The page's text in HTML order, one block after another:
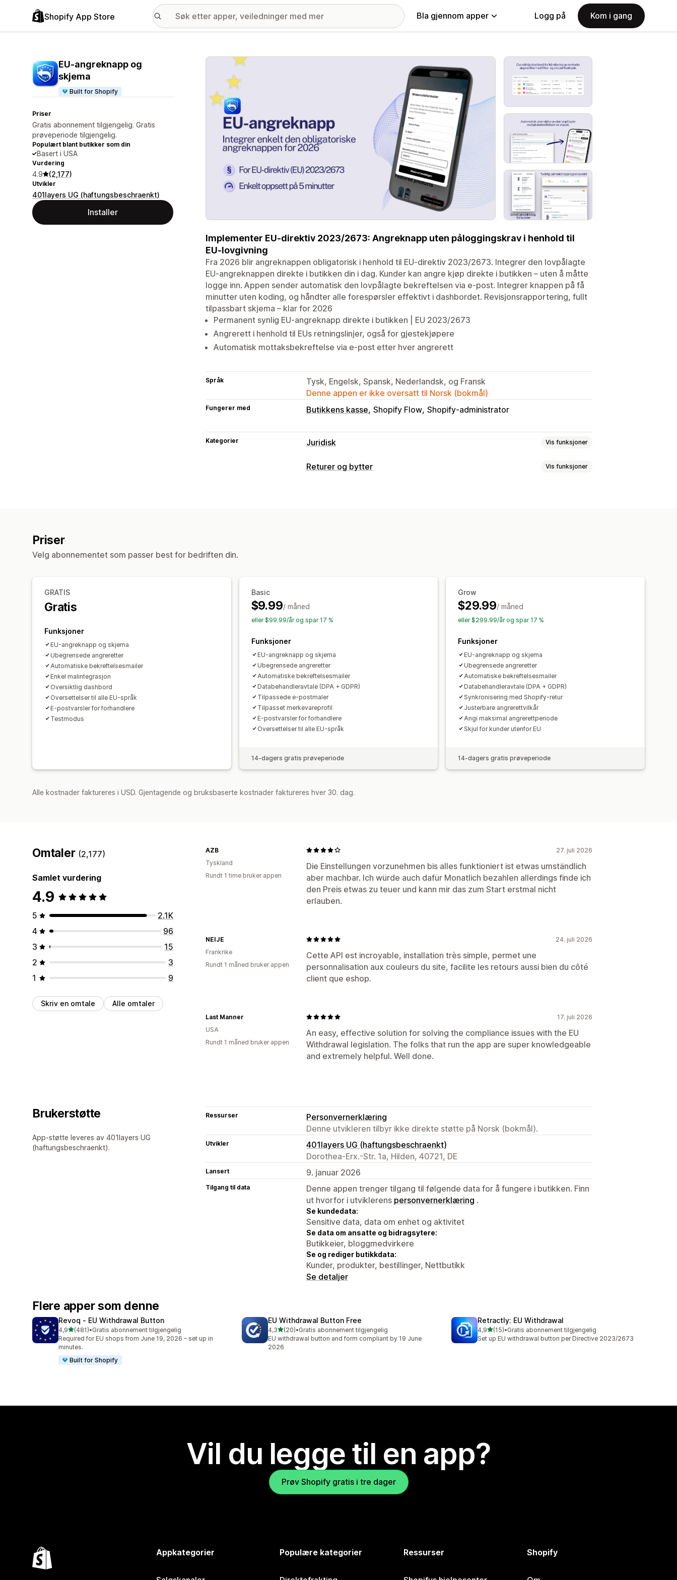
Shopify App Store Bla gjennom apper Logg på Kom i gang
EU‑angreknapp og
skjema
Built for Shopify
Priser
Gratis abonnement tilgjengelig. Gratis
prøveperiode tilgjengelig.
Populært blant butikker som din
Basert i USA
Vurdering
4.9 (2,177)
Utvikler
401layers UG (haftungsbeschraenkt)
Installer
Galleri med fremhevede bilder
Implementer EU-direktiv 2023/2673: Angreknapp uten påloggingskrav i henhold til
EU-lovgivning
Fra 2026 blir angreknappen obligatorisk i henhold til EU-direktiv 2023/2673. Integrer den lovpålagte
EU-angreknappen direkte i butikken din i dag. Kunder kan angre kjøp direkte i butikken – uten å måtte
logge inn. Appen sender automatisk den lovpålagte bekreftelsen via e-post. Integrer knappen på få
minutter uten koding, og håndter alle forespørsler effektivt i dashbordet. Revisjonsrapportering, fullt
tilpassbart skjema – klar for 2026
Permanent synlig EU-angreknapp direkte i butikken | EU 2023/2673
Angrerett i henhold til EUs retningslinjer, også for gjestekjøpere
Automatisk mottaksbekreftelse via e-post etter hver angrerett
Språk
Tysk, Engelsk, Spansk, Nederlandsk, og Fransk
Denne appen er ikke oversatt til Norsk (bokmål)
Fungerer med Butikkens kasse Shopify Flow Shopify-administrator
Kategorier Juridisk Vis funksjoner
Samsvar
Returer og bytter Vis funksjoner
Priser
Velg abonnementet som passer best for bedriften din.
GRATIS
Gratis
Funksjoner
EU-angreknapp og skjema
Ubegrensede angreretter
Automatiske bekreftelsesmailer
Enkel malintegrasjon
Oversiktlig dashbord
Oversettelser til alle EU-språk
E-postvarsler for forhandlere
Testmodus
Basic
$9.99/ måned
eller $99.99/år og spar 17 %
Funksjoner
EU-angreknapp og skjema
Ubegrensede angreretter
Automatiske bekreftelsesmailer
Databehandleravtale (DPA + GDPR)
Tilpassede e-postmaler
Tilpasset merkevareprofil
E-postvarsler for forhandlere
Oversettelser til alle EU-språk
14-dagers gratis prøveperiode
Grow
$29.99/ måned
eller $299.99/år og spar 17 %
Funksjoner
EU-angreknapp og skjema
Ubegrensede angreretter
Automatiske bekreftelsesmailer
Databehandleravtale (DPA + GDPR)
Synkronisering med Shopify-retur
Justerbare angrerettvilkår
Angi maksimal angrerettperiode
Skjul for kunder utenfor EU
14-dagers gratis prøveperiode
Alle kostnader faktureres i USD. Gjentagende og bruksbaserte kostnader faktureres hver 30. dag.
Omtaler (2,177)
Samlet vurdering
4.9
5
2.1K
4
96
3
15
2
3
1
9
Skriv en omtale Alle omtaler
27. juli 2026
Die Einstellungen vorzunehmen bis alles funktioniert ist etwas umständlich
aber machbar. Ich würde auch dafür Monatlich bezahlen allerdings finde ich
den Preis etwas zu teuer und kann mir das zum Start erstmal nicht
erlauben.
AZB
Tyskland
Rundt 1 time bruker appen
24. juli 2026
Cette API est incroyable, installation très simple, permet une
personnalisation aux couleurs du site, facilite les retours aussi bien du côté
client que eshop.
NEIJE
Frankrike
Rundt 1 måned bruker appen
17. juli 2026
An easy, effective solution for solving the compliance issues with the EU
Withdrawal legislation. The folks that run the app are super knowledgeable
and extremely helpful. Well done.
Last Manner
USA
Rundt 1 måned bruker appen
Brukerstøtte
App-støtte leveres av 401layers UG
(haftungsbeschraenkt).
Ressurser
Personvernerklæring
Denne utvikleren tilbyr ikke direkte støtte på Norsk (bokmål).
Utvikler
401layers UG (haftungsbeschraenkt)
Dorothea-Erx.-Str. 1a, Hilden, 40721, DE
Lansert 9. januar 2026
Tilgang til data
Denne appen trenger tilgang til følgende data for å fungere i butikken. Finn
ut hvorfor i utviklerens personvernerklæring .
Se kundedata:
Sensitive data, data om enhet og aktivitet
Se data om ansatte og bidragsytere:
Butikkeier, bloggmedvirkere
Se og rediger butikkdata:
Kunder, produkter, bestillinger, Nettbutikk
Se detaljer
Flere apper som denne
Revoq ‑ EU Withdrawal Button
4,9av 5 stjerner
(481)
Totalt 481 omtaler
•Gratis abonnement tilgjengelig
Required for EU shops from June 19, 2026 – set up in
minutes.
Built for Shopify
EU Withdrawal Button Free
4,3av 5 stjerner
(20)
Totalt 20 omtaler
•Gratis abonnement tilgjengelig
EU withdrawal button and form compliant by 19 June
2026
Retractly: EU Withdrawal
4,9av 5 stjerner
(15)
Totalt 15 omtaler
•Gratis abonnement tilgjengelig
Set up EU withdrawal button per Directive 2023/2673
Vil du legge til en app?
Prøv Shopify gratis i tre dager
Appkategorier Populære kategorier Ressurser Shopify